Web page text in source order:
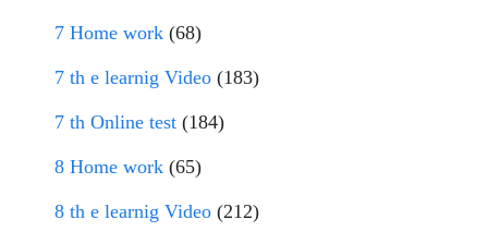
7 Home work (68)
7 th e learnig Video (183)
7 th Online test (184)
8 Home work (65)
8 th e learnig Video (212)